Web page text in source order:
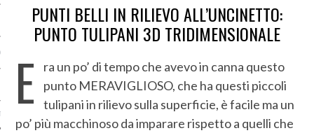
DI ACCESSO AI DATI
PUNTI BELLI IN RILIEVO ALL’UNCINETTO:
PUNTO TULIPANI 3D TRIDIMENSIONALE
E
ra un po’ di tempo che avevo in canna questo
punto MERAVIGLIOSO, che ha questi piccoli
tulipani in rilievo sulla superficie, è facile ma un
po’ più macchinoso da imparare rispetto a quelli che